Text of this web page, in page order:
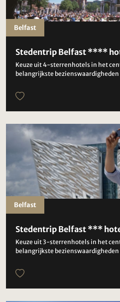
Stedentrip Belfast ****
Keuze uit 4-sterrenhotels in het
belangrijkste bezienswaardigheden
Belfast
Stedentrip Belfast ***
Keuze uit 3-sterrenhotels in het
belangrijkste bezienswaardigheden
Belfast